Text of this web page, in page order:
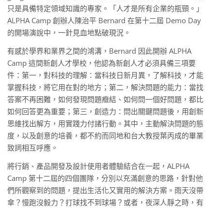
只是具備特定領域知識的專家。「人才是所有企業的瓶頸。」
ALPHA Camp 創辦人陳治平 Bernard 在第十二屆 Demo Day
的開場演說中，一針見血地點破現況。
有感於學界和業界之間的鴻溝，Bernard 因此開辦 ALPHA
Camp 這間新創人才學校，他認為新創人才必須具備三項要
件：第一，對科技的理解：當科技日新月異，了解科技，才能
掌握科技，將它用在對的地方；第二，解決問題的能力：當找
答案不再困難，如何發現問題癥結、如何問一個好問題，都比
如何回答更為重要；第三，創造力：問出關鍵問題後，用創新
思維找出解方，用實踐力付諸行動。其中，主動解決問題的態
度，以及創意的培養，都不約而同地和台大教授葉丙成的畢業
致詞相互呼應。
將行銷、產品開發及設計使用者體驗結合在一起，ALPHA
Camp 第十二屆的四個團隊，分別以充滿創意的思路，針對他
們所觀察到的問題，提出生活化又實用的解決方案。雨天沒帶
傘？慢跑沒毅力？打球找不到球場？或者，夜深人靜之時，有